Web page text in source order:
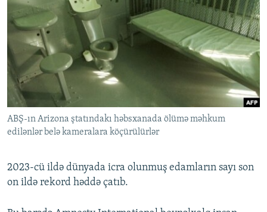
VIDEO
FOTOQALEREYA
İNFOQRAFIKA
KARIKATURA
RADIO ARXIV
OXU ZALI
AZƏRBAYCAN ƏDƏBIYYATI KITABXANASI
İSLAM VƏ DEMOKRATIYA
İZ - MƏDƏNIYYƏT PROQRAMI
HAQQIMIZDA
MISSIYAMIZ
PEŞƏ ETIKASI VƏ JURNALISTIKA STANDARTLARIMIZ
MATERIALLARIMIZDAN ISTIFADƏ
AZADLIQRADIOSU MOBIL TELEFONUNUZDA
XƏBƏR BÜLLETENLƏRIMIZ
BIZI IZLƏ
RFE/RL-in bütün saytları
ABŞ-ın Arizona ştatındakı həbsxanada ölümə məhkum
edilənlər belə kameralara köçürülürlər
2023-cü ildə dünyada icra olunmuş edamların sayı son
on ildə rekord həddə çatıb.